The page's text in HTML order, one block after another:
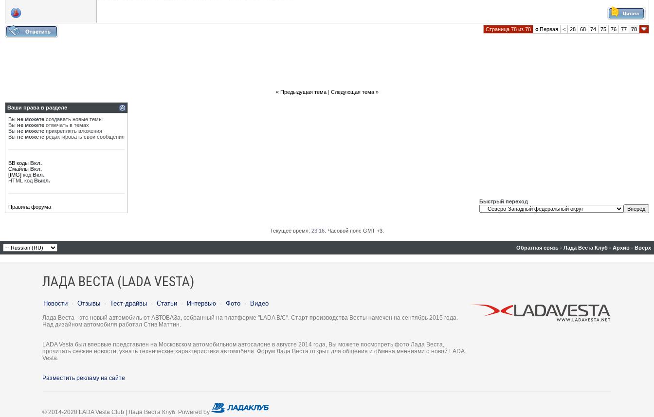
Страница 78 из 78 « Первая < 28 68 74 75 76 77 78
« Предыдущая тема| Следующая тема »
Ваши права в разделе
Вы не можете создавать новые темы
Вы не можете отвечать в темах
Вы не можете прикреплять вложения
Вы не можете редактировать свои сообщения
BB коды Вкл.
Смайлы Вкл.
[IMG] код Вкл.
HTML код Выкл.
Правила форума
Быстрый переход
Текущее время: 23:16 . Часовой пояс GMT +3.
Обратная связь - Лада Веста Клуб - Архив - Вверх
ЛАДА ВЕСТА (LADA VESTA)
Новости · Отзывы · Тест-драйвы · Статьи · Интервью · Фото · Видео
Лада Веста - это новый автомобиль от АВТОВАЗа, собранный на платформе "LADA B/C". Старт производства Весты намечен на сентябрь 2015 года.
Над дизайном автомобиля работал Стив Маттин.
LADA Vesta был впервые представлен на Московском автомобильном автосалоне в августе 2014 года, Вы можете посмотреть фото Лада Веста,
прочитать свежие новости, узнать технические характеристики автомобиля. Форум Лада Веста открыт для общения и обмена мнениями о новой LADA
Vesta.
Разместить рекламу на сайте
© 2014-2020 LADA Vesta Club | Лада Веста Клуб. Powered by